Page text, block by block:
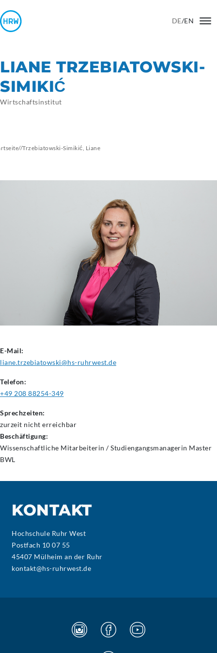
DE/EN
LIANE TRZEBIATOWSKI-
SIMIKIĆ
Wirtschaftsinstitut
//Trzebiatowski-Simikić, Liane
E-Mail:
liane.trzebiatowski@hs-ruhrwest.de
Telefon:
+49 208 88254-349
Sprechzeiten:
zurzeit nicht erreichbar
Beschäftigung:
Wissenschaftliche Mitarbeiterin / Studiengangsmanagerin Master
BWL
KONTAKT
Hochschule Ruhr West
Postfach 10 07 55
45407 Mülheim an der Ruhr
kontakt@hs-ruhrwest.de